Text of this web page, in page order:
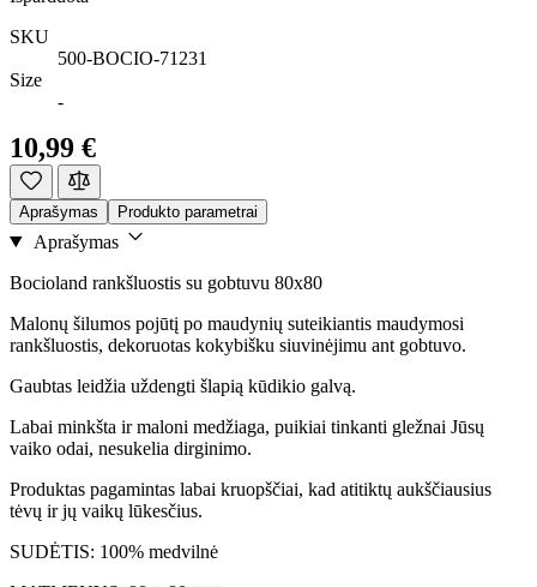
SKU
500-BOCIO-71231
Size
-
10,99 €
Aprašymas Produkto parametrai
Aprašymas
Bocioland rankšluostis su gobtuvu 80x80
Malonų šilumos pojūtį po maudynių suteikiantis maudymosi
rankšluostis, dekoruotas kokybišku siuvinėjimu ant gobtuvo.
Gaubtas leidžia uždengti šlapią kūdikio galvą.
Labai minkšta ir maloni medžiaga, puikiai tinkanti gležnai Jūsų
vaiko odai, nesukelia dirginimo.
Produktas pagamintas labai kruopščiai, kad atitiktų aukščiausius
tėvų ir jų vaikų lūkesčius.
SUDĖTIS: 100% medvilnė